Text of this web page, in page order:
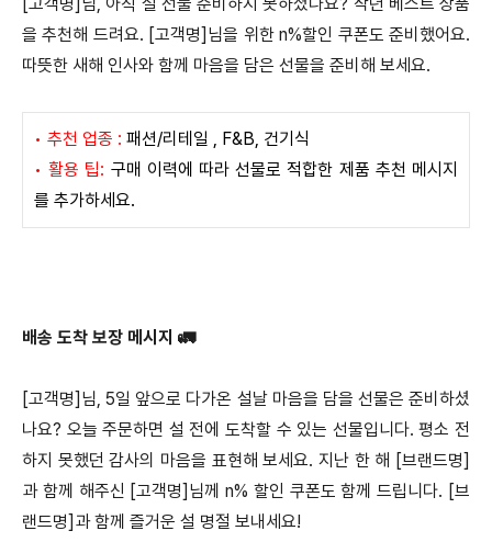
[고객명]님, 아직 설 선물 준비하지 못하셨나요? 작년 베스트 상품
을 추천해 드려요. [고객명]님을 위한 n%할인 쿠폰도 준비했어요.
따뜻한 새해 인사와 함께 마음을 담은 선물을 준비해 보세요.
• 추천 업종 : 패션/리테일 , F&B, 건기식
• 활용 팁: 구매 이력에 따라 선물로 적합한 제품 추천 메시지
를 추가하세요.
배송 도착 보장 메시지 🚛
[고객명]님, 5일 앞으로 다가온 설날 마음을 담을 선물은 준비하셨
나요? 오늘 주문하면 설 전에 도착할 수 있는 선물입니다. 평소 전
하지 못했던 감사의 마음을 표현해 보세요. 지난 한 해 [브랜드명]
과 함께 해주신 [고객명]님께 n% 할인 쿠폰도 함께 드립니다. [브
랜드명]과 함께 즐거운 설 명절 보내세요!